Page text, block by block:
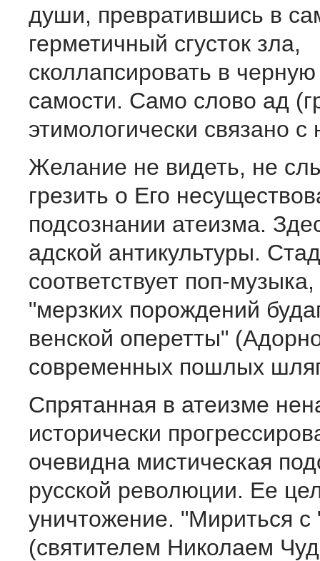
души, превратившись в
герметичный сгусток зла,
сколлапсировать в
самости. Само слово ад
этимологически связано
Желание не видеть, не
грезить о Его
подсознании атеизма.
адской антикультуры.
соответствует поп-
"мерзких порождений
венской оперетты"
современных пошлых
Спрятанная в атеизме
исторически
очевидна мистическая
русской революции. Ее
уничтожение. "Мириться с
(святителем Николаем